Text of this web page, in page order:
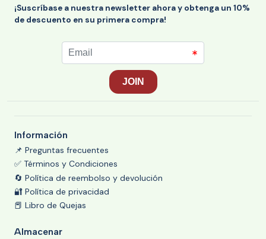
¡Suscríbase a nuestra newsletter ahora y obtenga un 10%
de descuento en su primera compra!
Información
📌 Preguntas frecuentes
✅ Términos y Condiciones
🔄 Política de reembolso y devolución
🔐 Política de privacidad
📕 Libro de Quejas
Almacenar